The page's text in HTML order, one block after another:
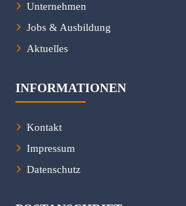
Unternehmen
Jobs & Ausbildung
Aktuelles
INFORMATIONEN
Kontakt
Impressum
Datenschutz